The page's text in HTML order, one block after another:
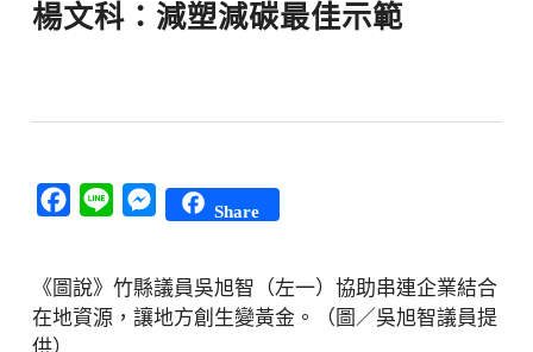
楊文科：減塑減碳最佳示範
Facebook
Line Messenger
Share
《圖說》竹縣議員吳旭智（左一）協助串連企業結合
在地資源，讓地方創生變黃金。（圖／吳旭智議員提